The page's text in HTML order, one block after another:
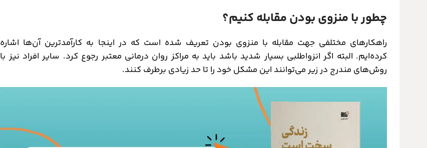
چطور با منزوی بودن مقابله کنیم؟
راهکارهای مختلفی جهت مقابله با منزوی بودن تعریف شده است که در اینجا به کارآمدترین آن‌ها اشاره
کرده‌ایم. البته اگر انزواطلبی بسیار شدید باشد باید به مراکز روان درمانی معتبر رجوع کرد. سایر افراد نیز با
روش‌های مندرج در زیر می‌توانند این مشکل خود را تا حد زیادی برطرف کنند.